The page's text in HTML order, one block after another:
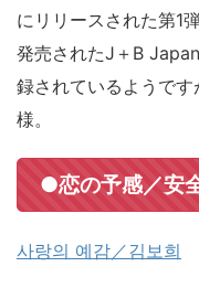
にリリースされた第1
発売されたJ＋B
録されているようで
様。
●恋の予感／安
사랑의 예감／김보희